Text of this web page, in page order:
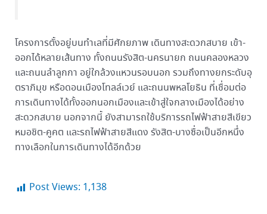
โครงการตั้งอยู่บนทำเลที่มีศักยภาพ เดินทางสะดวกสบาย เข้า-
ออกได้หลายเส้นทาง ทั้งถนนรังสิต-นครนายก ถนนคลองหลวง
และถนนลำลูกกา อยู่ใกล้วงแหวนรอบนอก รวมถึงทางยกระดับอุ
ตราภิมุข หรือดอนเมืองโทลล์เวย์ และถนนพหลโยธิน ที่เชื่อมต่อ
การเดินทางได้ทั้งออกนอกเมืองและเข้าสู่ใจกลางเมืองได้อย่าง
สะดวกสบาย นอกจากนี้ ยังสามารถใช้บริการรถไฟฟ้าสายสีเขียว
หมอชิต-คูคต และรถไฟฟ้าสายสีแดง รังสิต-บางซื่อเป็นอีกหนึ่ง
ทางเลือกในการเดินทางได้อีกด้วย
Post Views: 1,138